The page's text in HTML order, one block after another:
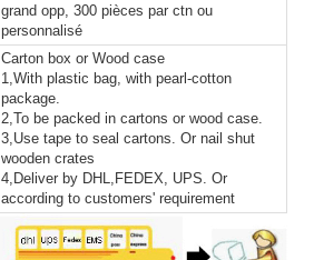
grand opp, 300 pièces par ctn ou
personnalisé
Carton box or Wood case
1,With plastic bag, with pearl-cotton
package.
2,To be packed in cartons or wood case.
3,Use tape to seal cartons. Or nail shut
wooden crates
4,Deliver by DHL,FEDEX, UPS. Or
according to customers' requirement